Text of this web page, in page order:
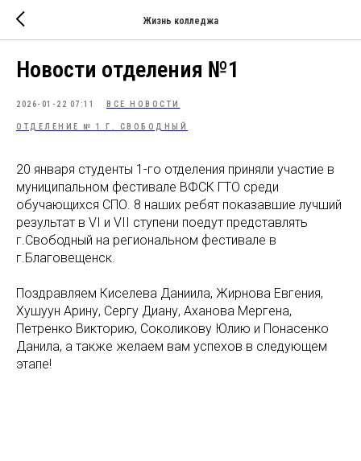
Жизнь колледжа
Новости отделения №1
2026-01-22 07:11 ВСЕ НОВОСТИ
ОТДЕЛЕНИЕ № 1 Г. СВОБОДНЫЙ
20 января студенты 1-го отделения приняли участие в
муниципальном фестивале ВФСК ГТО среди
обучающихся СПО. 8 наших ребят показавшие лучший
результат в VI и VII ступени поедут представлять
г.Свободный на региональном фестивале в
г.Благовещенск.
Поздравляем Киселева Даниила, Жирнова Евгения,
Хушуун Арину, Сергу Диану, Аханова Мергена,
Петренко Викторию, Соколикову Юлию и Понасенко
Данила, а также желаем вам успехов в следующем
этапе!